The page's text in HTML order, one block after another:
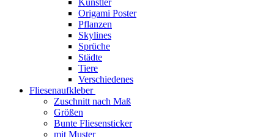
Künstler
Origami Poster
Pflanzen
Skylines
Sprüche
Städte
Tiere
Verschiedenes
Fliesenaufkleber
Zuschnitt nach Maß
Größen
Bunte Fliesensticker
mit Muster